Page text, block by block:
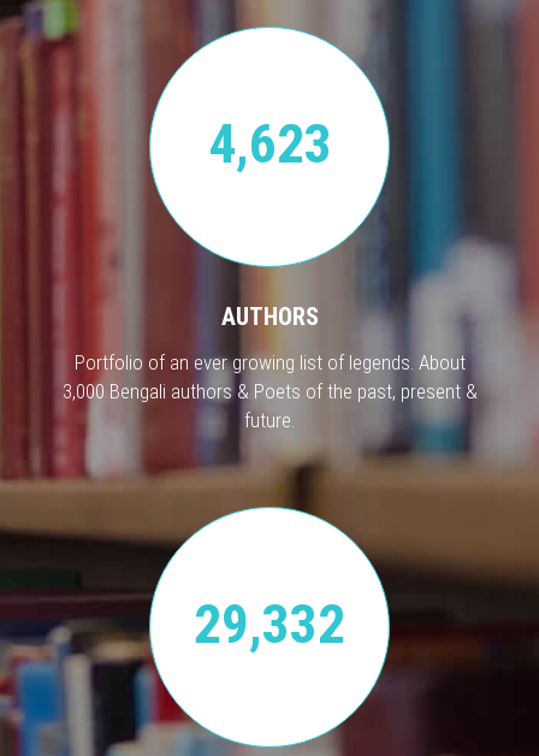
4,623
AUTHORS
Portfolio of an ever growing list of legends. About
3,000 Bengali authors & Poets of the past, present &
future.
29,332